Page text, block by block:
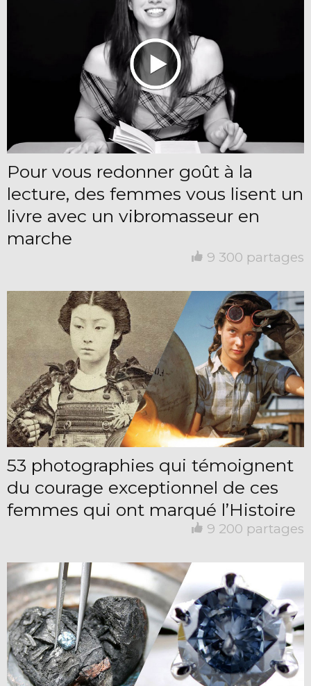
Pour vous redonner goût à la
lecture, des femmes vous lisent un
livre avec un vibromasseur en
marche
9 300 partages
53 photographies qui témoignent
du courage exceptionnel de ces
femmes qui ont marqué l’Histoire
9 200 partages